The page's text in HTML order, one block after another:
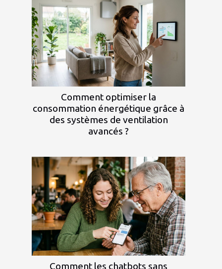
Comment optimiser la
consommation énergétique grâce à
des systèmes de ventilation
avancés ?
Comment les chatbots sans